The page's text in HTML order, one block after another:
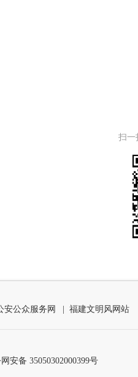
扫一
安公众服务网 福建文明风网站
安备 35050302000399号